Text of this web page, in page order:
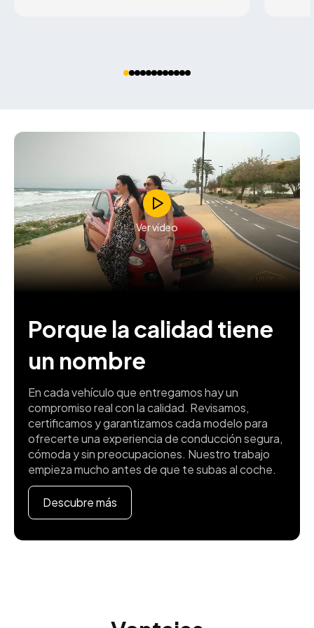
Ver vídeo
Porque la calidad tiene
un nombre
En cada vehículo que entregamos hay un
compromiso real con la calidad. Revisamos,
certificamos y garantizamos cada modelo para
ofrecerte una experiencia de conducción segura,
cómoda y sin preocupaciones. Nuestro trabajo
empieza mucho antes de que te subas al coche.
Descubre más